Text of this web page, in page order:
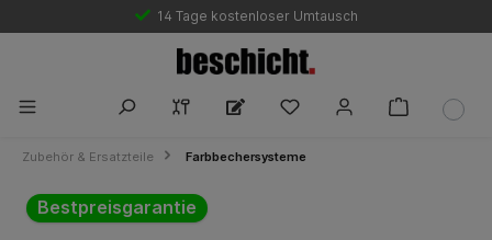
14 Tage kostenloser Umtausch
Marktführende Bestpreisgarantie
Zubehör & Ersatzteile Farbbechersysteme
Bildergalerie überspringen
Bestpreisgarantie